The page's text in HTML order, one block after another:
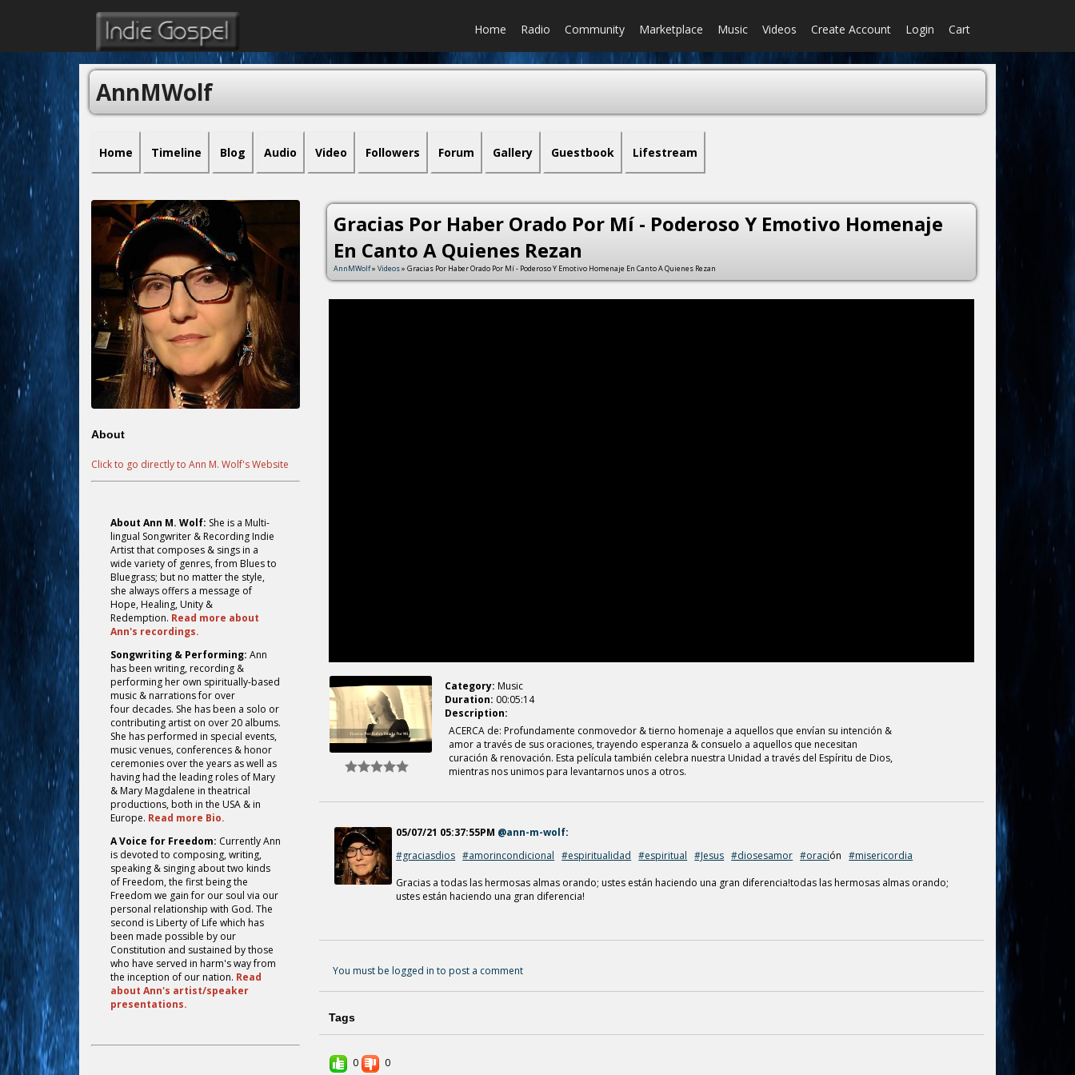
Home Radio Community Marketplace Music Videos Create Account Login Cart
AnnMWolf
Home Timeline Blog Audio Video Followers Forum Gallery Guestbook Lifestream
About
Click to go directly to Ann M. Wolf's Website
About Ann M. Wolf: She is a Multi-
lingual Songwriter & Recording Indie
Artist that composes & sings in a
wide variety of genres, from Blues to
Bluegrass; but no matter the style,
she always offers a message of
Hope, Healing, Unity &
Redemption. Read more about
Ann's recordings.
Songwriting & Performing: Ann
has been writing, recording &
performing her own spiritually-based
music & narrations for over
four decades. She has been a solo or
contributing artist on over 20 albums.
She has performed in special events,
music venues, conferences & honor
ceremonies over the years as well as
having had the leading roles of Mary
& Mary Magdalene in theatrical
productions, both in the USA & in
Europe. Read more Bio.
A Voice for Freedom: Currently Ann
is devoted to composing, writing,
speaking & singing about two kinds
of Freedom, the first being the
Freedom we gain for our soul via our
personal relationship with God. The
second is Liberty of Life which has
been made possible by our
Constitution and sustained by those
who have served in harm's way from
the inception of our nation. Read
about Ann's artist/speaker
presentations.
Gracias Por Haber Orado Por Mí - Poderoso Y Emotivo Homenaje
En Canto A Quienes Rezan
AnnMWolf» Videos» Gracias Por Haber Orado Por Mí - Poderoso Y Emotivo Homenaje En Canto A Quienes Rezan
Category: Music
Duration: 00:05:14
Description:
ACERCA de: Profundamente conmovedor & tierno homenaje a aquellos que envían su intención &
amor a través de sus oraciones, trayendo esperanza & consuelo a aquellos que necesitan
curación & renovación. Esta película también celebra nuestra Unidad a través del Espíritu de Dios,
mientras nos unimos para levantarnos unos a otros.
Créditos:
Agradecimiento especial a Dios por Su Misericordia & Gracia & Quién es la fuente de toda
esperanza & curación, para nosotros, nuestra nación y el mundo.
Piano por Tracy Collins
Producido y arreglado por Tracy Collins y arreglo del coro por Tracy Collins
Música y letra en ingles por Ann M. Wolf – c 2012 – BMI
Letra en español por Ann M. Wolf c 2012 – BMI
05/07/21 05:37:55PM @ann-m-wolf:
#graciasdios #amorincondicional #espiritualidad #espiritual #Jesus #diosesamor #oración
#misericordia
Gracias a todas las hermosas almas orando; ustes están haciendo una gran diferencia!todas las hermosas almas orando;
ustes están haciendo una gran diferencia!
You must be logged in to post a comment
Tags
0 0